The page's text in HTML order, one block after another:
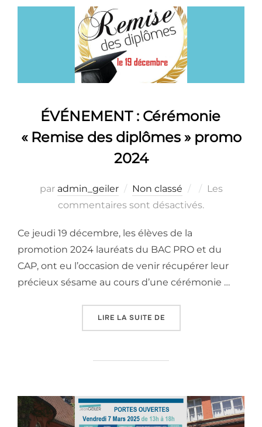
ÉVÉNEMENT : Cérémonie
« Remise des diplômes » promo
2024
par admin_geiler Non classé
Publié
le
Les
commentaires sont désactivés.
Ce jeudi 19 décembre, les élèves de la
promotion 2024 lauréats du BAC PRO et du
CAP, ont eu l’occasion de venir récupérer leur
précieux sésame au cours d’une cérémonie …
LIRE LA SUITE DE« ÉVÉNEMENT :